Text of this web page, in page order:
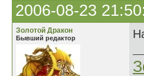
2006-08-23
Золотой Дракон
Бывший редактор